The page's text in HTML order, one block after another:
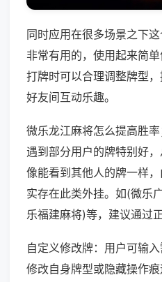
同时应用在很多场景之下
非常有用的，使用起来简
打牌时可以合理调整牌型
好友间互动乐趣。
微乐龙江麻将怎么提高胜
遇到部分用户的牌特别好
像能看到其他人的牌一样
实存在此类外挂。如(微乐
乐福建麻将)等，建议通过
自定义修改牌：用户可输入
修改自身牌型或隐藏操作